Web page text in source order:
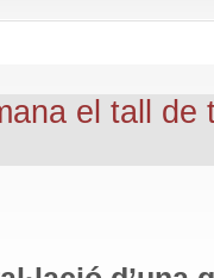
el tall de